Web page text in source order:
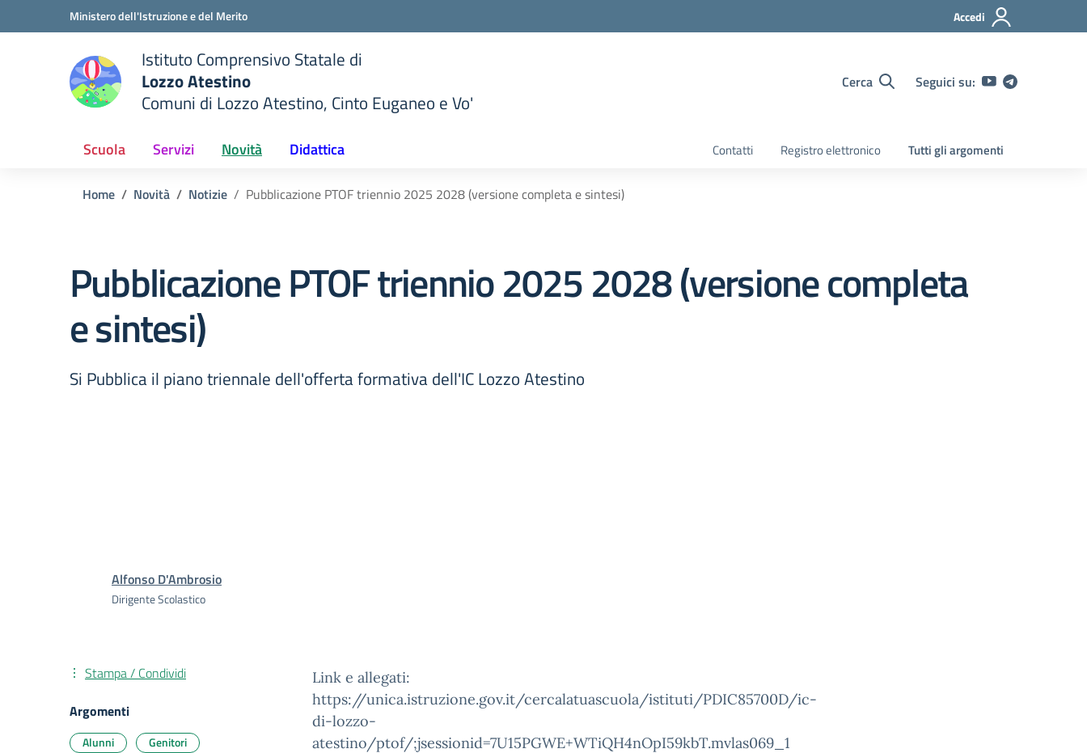
Vai ai contenuti
Vai al menu di navigazioneMinistero dell'Istruzione e del Merito Accedi
Istituto Comprensivo Statale di
Lozzo Atestino
Comuni di Lozzo Atestino, Cinto Euganeo e Vo'
Cerca Seguici su:
Scuola Servizi Novità Didattica Contatti Registro elettronico Tutti gli argomenti
Home Novità Notizie Pubblicazione PTOF triennio 2025 2028 (versione completa e sintesi)
Pubblicazione PTOF triennio 2025 2028 (versione completa
e sintesi)
Si Pubblica il piano triennale dell'offerta formativa dell'IC Lozzo Atestino
Alfonso D'Ambrosio
Dirigente Scolastico
Link e allegati:
https://unica.istruzione.gov.it/cercalatuascuola/istituti/PDIC85700D/ic-
di-lozzo-
atestino/ptof/;jsessionid=7U15PGWE+WTiQH4nOpI59kbT.mvlas069_1
Stampa / Condividi
Argomenti
Alunni
Genitori